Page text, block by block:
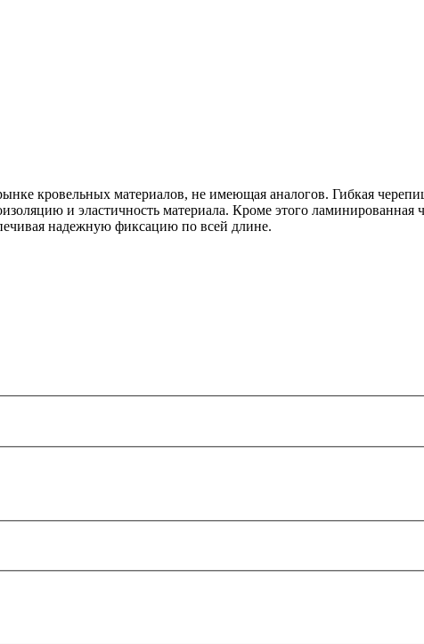
кровельных материалов, не имеющая аналогов. Гибкая
и эластичность материала. Кроме этого ламинированная
надежную фиксацию по всей длине.